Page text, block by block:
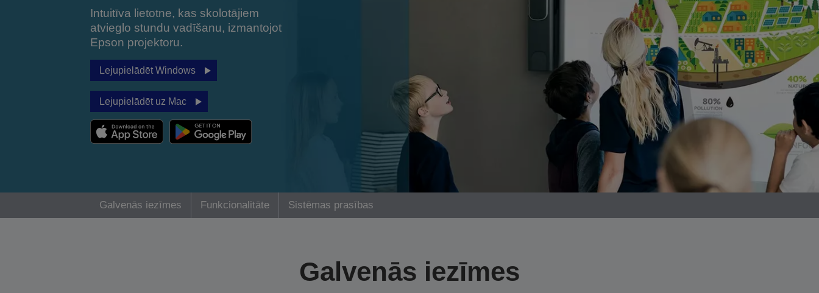
Intuitīva lietotne, kas skolotājiem
atvieglo stundu vadīšanu, izmantojot
Epson projektoru.
Lejupielādēt Windows
Lejupielādēt uz Mac
Galvenās iezīmes Funkcionalitāte Sistēmas prasības
Galvenās iezīmes